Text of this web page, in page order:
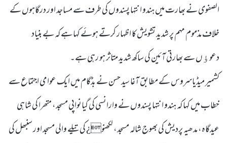
الصفوی نے بھارت میں ہندو انتہا پسندوں کی طرف سے مساجد اور درگاہوں کے
خلاف مذموم مہم پر شدید تشویش کا اظہار کرتے ہوئے کہا ہے کہ بے بنیاد
دعوﺅں سے بھارتی آئین کی ساکھ شدید متاثر ہو رہی ہے۔
کشمیر میڈیاسروس کے مطابق آغا سید حسن نے بڈگام میں ایک عوامی اجتماع سے
خطاب میں کہا کہ ہندو انتہا پسندوں نے وارانسی کی گیانواپی مسجد، متھرا کی شاہی
عیدگاہ، مدھیہ پردیش کی بھوج شالہ مسجد، لکھنو¿ کی تیلے والی مسجد اور سنبھل کی